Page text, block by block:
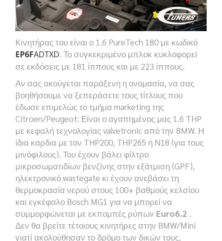
Κινητήρας του είναι ο 1.6 PureTech 180 με κωδικό
EP6FADTXD. Το συγκεκριμένο μπλοκ κυκλοφορεί
σε εκδόσεις με 181 ίππους και με 223 ίππους.
Αν σας ακούγεται παράξενη η ονομασία, να σας
βοηθήσουμε να ξεπεράσετε τους τίτλους που
έδωσε επιμελώς το τμήμα marketing της
Citroen/Peugeot: Είναι ο αγαπημένος μας 1.6 THP
με κεφαλή τεχνολογίας valvetronic από την BMW. Η
ίδια καρδια με τον THP200, THP265 ή Ν18 (για τους
μινόφιλους). Του έχουν βάλει φίλτρο
μικροσωματιδίων βενζίνης στην εξάτμιση (GPF),
ηλεκτρονικό wastegate κι έχουν ανεβάσει τη
θερμοκρασία νερού στους 100+ βαθμούς κελσίου
και εγκέφαλο Bosch MG1 για να μπορεί να
συμμορφώνεται με εκπομπές ρύπων Euro6.2 .
Δεν θα βρείτε τέτοιους κινητήρες στην BMW/Mini
γιατί ακολούθησαν το δρόμο των δικών τους,